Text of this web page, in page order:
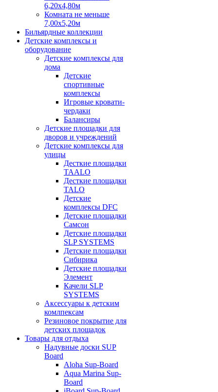
6,20х4,80м
Комната не меньше
7,00х5,20м
Бильярдные коллекции
Детские комплексы и
оборудование
Детские комплексы для
дома
Детские
спортивные
комплексы
Игровые кровати-
чердаки
Балансиры
Детские площадки для
дворов и учреждений
Детские комплексы для
улицы
Десткие площадки
TAALO
Десткие площадки
TALO
Детские
комплексы DFC
Детские площадки
Самсон
Детские площадки
SLP SYSTEMS
Детские площадки
Сибирика
Детские площадки
Элемент
Качели SLP
SYSTEMS
Аксессуары к детским
комлпексам
Резиновое покрытие для
детских площадок
Товары для отдыха
Надувные доски SUP
Board
Aloha Sup-Board
Aqua Marina Sup-
Board